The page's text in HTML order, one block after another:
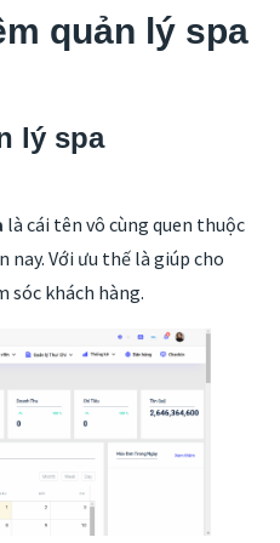
quản lý spa
lý spa
là cái tên vô cùng quen thuộc
nay. Với ưu thế là giúp cho
sóc khách hàng.